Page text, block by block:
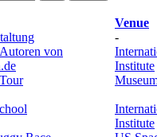
Venue
-
von
Institute
Institute